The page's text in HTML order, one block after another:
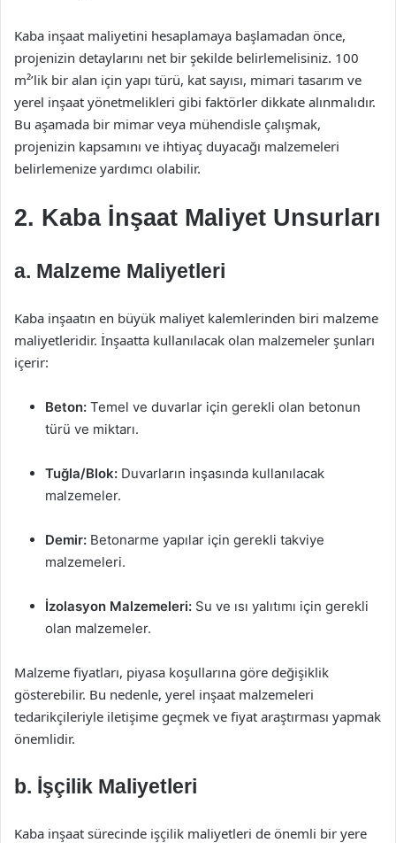
Kaba inşaat maliyetini hesaplamaya başlamadan önce,
projenizin detaylarını net bir şekilde belirlemelisiniz. 100
m²’lik bir alan için yapı türü, kat sayısı, mimari tasarım ve
yerel inşaat yönetmelikleri gibi faktörler dikkate alınmalıdır.
Bu aşamada bir mimar veya mühendisle çalışmak,
projenizin kapsamını ve ihtiyaç duyacağı malzemeleri
belirlemenize yardımcı olabilir.
2. Kaba İnşaat Maliyet Unsurları
a. Malzeme Maliyetleri
Kaba inşaatın en büyük maliyet kalemlerinden biri malzeme
maliyetleridir. İnşaatta kullanılacak olan malzemeler şunları
içerir:
Beton: Temel ve duvarlar için gerekli olan betonun
türü ve miktarı.
Tuğla/Blok: Duvarların inşasında kullanılacak
malzemeler.
Demir: Betonarme yapılar için gerekli takviye
malzemeleri.
İzolasyon Malzemeleri: Su ve ısı yalıtımı için gerekli
olan malzemeler.
Malzeme fiyatları, piyasa koşullarına göre değişiklik
gösterebilir. Bu nedenle, yerel inşaat malzemeleri
tedarikçileriyle iletişime geçmek ve fiyat araştırması yapmak
önemlidir.
b. İşçilik Maliyetleri
Kaba inşaat sürecinde işçilik maliyetleri de önemli bir yere